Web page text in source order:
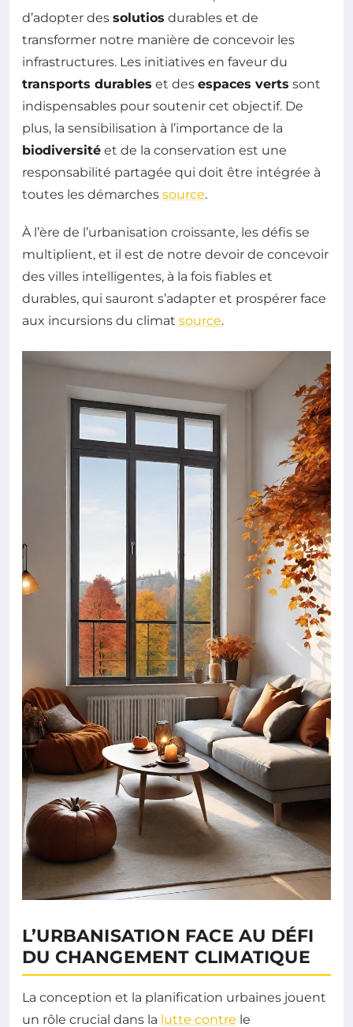
d’adopter des solutios durables et de
transformer notre manière de concevoir les
infrastructures. Les initiatives en faveur du
transports durables et des espaces verts sont
indispensables pour soutenir cet objectif. De
plus, la sensibilisation à l’importance de la
biodiversité et de la conservation est une
responsabilité partagée qui doit être intégrée à
toutes les démarches source.
À l’ère de l’urbanisation croissante, les défis se
multiplient, et il est de notre devoir de concevoir
des villes intelligentes, à la fois fiables et
durables, qui sauront s’adapter et prospérer face
aux incursions du climat source.
L’URBANISATION FACE AU DÉFI
DU CHANGEMENT CLIMATIQUE
La conception et la planification urbaines jouent
un rôle crucial dans la lutte contre le